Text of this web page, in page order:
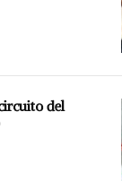
del